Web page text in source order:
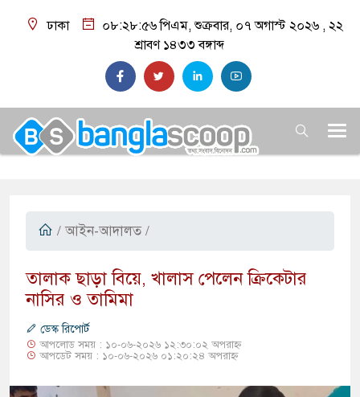
ঢাকা ০৮:২৮:৫৭ পিএম, শুক্রবার, ০৭ অগাস্ট ২০২৬ ,২২
শ্রাবণ ১৪৩৩ বঙ্গাব্দ
/ আইন-আদালত /
তালাক ছাড়া বিয়ে, খালাস পেলেন ক্রিকেটার
নাসির ও তামিমা
ডেস্ক রিপোর্ট
আপলোড সময় : ১০-০৬-২০২৬ ১২:৩০:০২ অপরাহ্ন
আপডেট সময় : ১০-০৬-২০২৬ ০১:২০:২৪ অপরাহ্ন